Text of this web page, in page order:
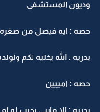
المستشفى
: ايه فيصل من صغره كذا
: الله يخليه لكم ولولده
: امييين
: الا مايبي يجيب له ام